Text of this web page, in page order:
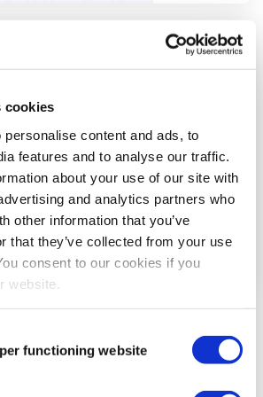
cookies
content and ads, to
features and to analyse our traffic.
about your use of our site with
and analytics partners who
other information that you’ve
that they’ve collected from your use
consent to our cookies if you
website.
functioning website
el anclaje de la cinta debajo
sin aplicar ningún estiramiento.
tirando ligeramente de ella mientras